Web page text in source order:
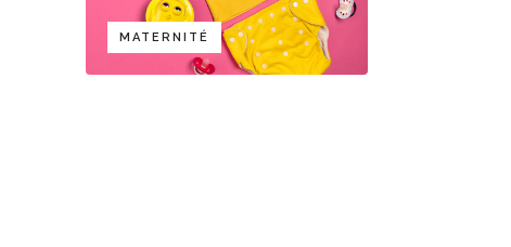
MATERNITÉ